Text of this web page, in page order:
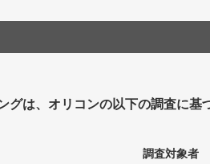
グは、オリコンの以下の調査に基
調査対象者